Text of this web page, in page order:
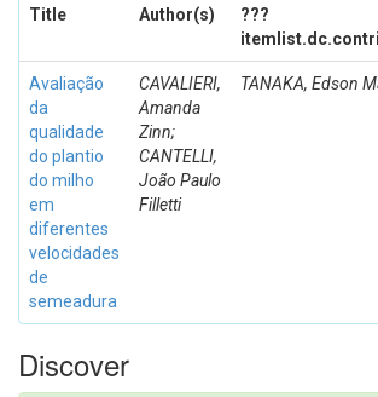
Title Author(s)
???
Avaliação
da
qualidade
do plantio
do milho
em
diferentes
velocidades
de
semeadura
CAVALIERI,
Amanda
Zinn;
CANTELLI,
João Paulo
Filletti
TANAKA, Edson
Discover